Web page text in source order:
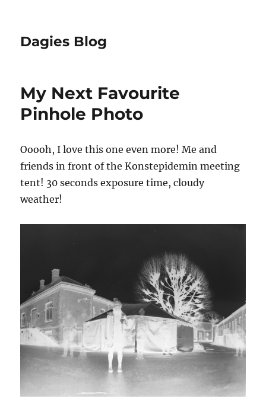
Dagies Blog
My Next Favourite
Pinhole Photo
Ooooh, I love this one even more! Me and
friends in front of the Konstepidemin meeting
tent! 30 seconds exposure time, cloudy
weather!